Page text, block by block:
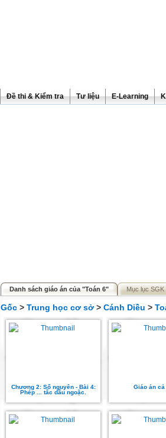
Đề thi & Kiểm tra Tư liệu E-Learning
Danh sách giáo án của "Toán 6" Mục lục SGK
Gốc > Trung học cơ sở > Cánh Diều >
Chương 2: Số nguyên - Bài 4:
Phép ... tắc dấu ngoặc.
Giáo án cả